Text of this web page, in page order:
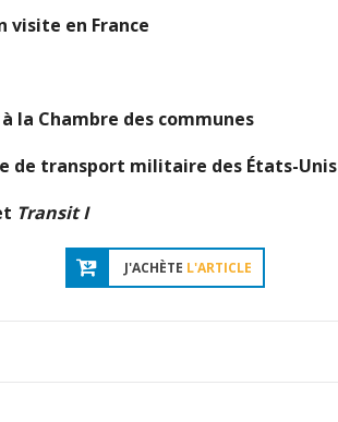
visite en France
la Chambre des communes
de transport militaire des États-Unis
Transit I
J'ACHÈTE L'ARTICLE